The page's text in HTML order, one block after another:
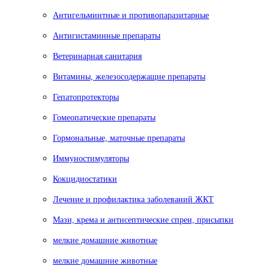
Антигельминтные и противопаразитарные
Антигистаминные препараты
Ветеринарная санитария
Витамины, железосодержащие препараты
Гепатопротекторы
Гомеопатические препараты
Гормональные, маточные препараты
Иммуностимуляторы
Кокцидиостатики
Лечение и профилактика заболеваний ЖКТ
Мази, крема и антисептические спреи, присыпки
мелкие домашние животные
мелкие домашние животные